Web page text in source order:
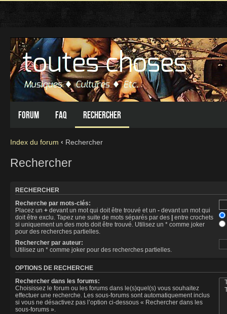
Forum FAQ Rechercher
Index du forum ‹ Rechercher
Rechercher
RECHERCHER
Recherche par mots-clés:
Placez un + devant un mot qui doit être trouvé et un - devant un mot qui
doit être exclu. Tapez une suite de mots séparés par des | entre crochets
si uniquement un des mots doit être trouvé. Utilisez un * comme joker
pour des recherches partielles.
Rechercher par auteur:
Utilisez un * comme joker pour des recherches partielles.
OPTIONS DE RECHERCHE
Rechercher dans les forums:
Choisissez le forum ou les forums dans le(s)quel(s) vous souhaitez
effectuer une recherche. Les sous-forums sont automatiquement inclus
si vous ne désactivez pas l’option ci-dessous « Rechercher dans les
sous-forums ».